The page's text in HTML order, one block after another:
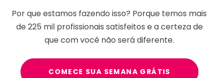
Por que estamos fazendo isso? Porque temos mais
de225 milprofissionais satisfeitos e a certeza de
que com você não será diferente.
COMECE SUA SEMANA GRÁTIS